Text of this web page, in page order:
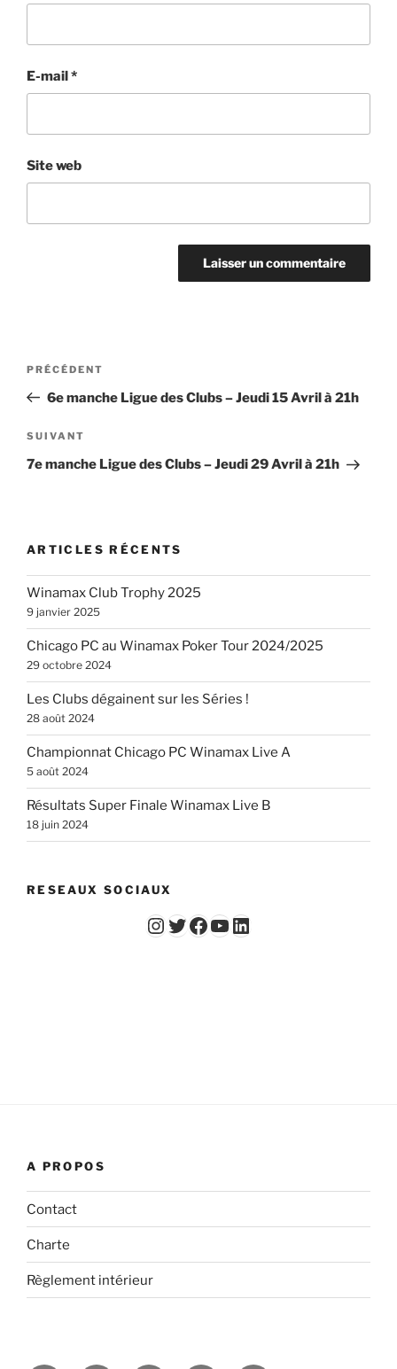
E-mail*
Site web
Navigation
l’article
Article
précédent
PRÉCÉDENT
6e manche Ligue des Clubs – Jeudi 15 Avril à 21h
Article
suivant
SUIVANT
7e manche Ligue des Clubs – Jeudi 29 Avril à 21h
ARTICLES RÉCENTS
Winamax Club Trophy 2025
9 janvier 2025
Chicago PC au Winamax Poker Tour 2024/2025
29 octobre 2024
Les Clubs dégainent sur les Séries !
28 août 2024
Championnat Chicago PC Winamax Live A
5 août 2024
Résultats Super Finale Winamax Live B
18 juin 2024
RESEAUX SOCIAUX
Instagram
Twitter
Facebook
YouTube - Vidéos du Chicago Poker ClubLinkedIn
A PROPOS
Contact
Charte
Règlement intérieur